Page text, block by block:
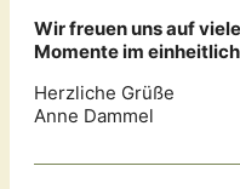
Wir freuen uns auf
Momente im
Herzliche Grüße
Anne Dammel